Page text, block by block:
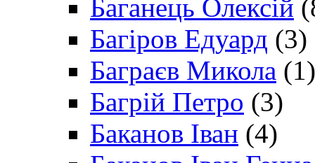
Баганець Олексій
Багіров Едуард (3)
Баграєв Микола (1)
Багрій Петро (3)
Баканов Іван (4)